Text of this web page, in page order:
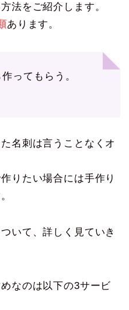
法をご紹介します。
あります。
ってもらう。
名刺は言うことなくオ
りたい場合には手作り
いて、詳しく見ていき
なのは以下の3サービ